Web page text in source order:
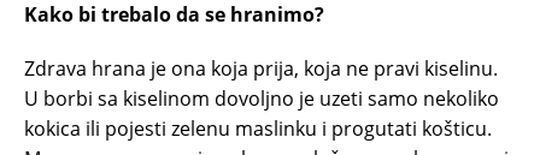
Kako bi trebalo da se hranimo?
Zdrava hrana je ona koja prija, koja ne pravi kiselinu.
U borbi sa kiselinom dovoljno je uzeti samo nekoliko
kokica ili pojesti zelenu maslinku i progutati košticu.